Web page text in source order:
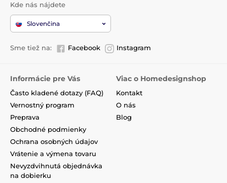
Kde nás nájdete
Slovenčina
Sme tiež na: Facebook Instagram
Informácie pre Vás
Často kladené dotazy (FAQ)
Vernostný program
Preprava
Obchodné podmienky
Ochrana osobných údajov
Vrátenie a výmena tovaru
Nevyzdvihnutá objednávka
na dobierku
Viac o Homedesignshop
Kontakt
O nás
Blog